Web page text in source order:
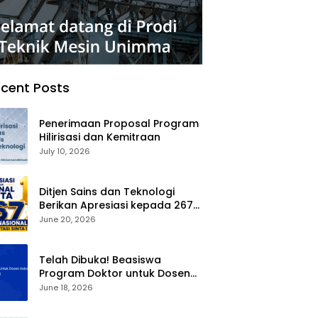
Posts
Penerimaan Proposal Program
Hilirisasi dan Kemitraan
July 10, 2026
Ditjen Sains dan Teknologi
Berikan Apresiasi kepada 267
Jurnal Nasional Terakreditasi
June 20, 2026
Telah Dibuka! Beasiswa
Program Doktor untuk Dosen
Indonesia (BPDDI) 2026
June 18, 2026